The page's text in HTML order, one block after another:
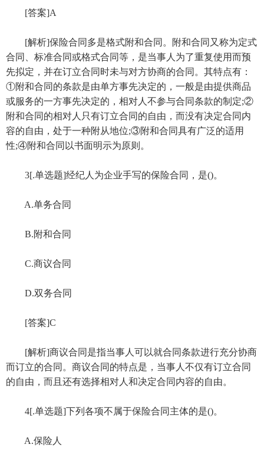
[答案]A
[解析]保险合同多是格式附和合同。附和合同又称为定式
合同、标准合同或格式合同等，是当事人为了重复使用而预
先拟定，并在订立合同时未与对方协商的合同。其特点有：
①附和合同的条款是由单方事先决定的，一般是由提供商品
或服务的一方事先决定的，相对人不参与合同条款的制定;②
附和合同的相对人只有订立合同的自由，而没有决定合同内
容的自由，处于一种附从地位;③附和合同具有广泛的适用
性;④附和合同以书面明示为原则。
3[.单选题]经纪人为企业手写的保险合同，是()。
A.单务合同
B.附和合同
C.商议合同
D.双务合同
[答案]C
[解析]商议合同是指当事人可以就合同条款进行充分协商
而订立的合同。商议合同的特点是，当事人不仅有订立合同
的自由，而且还有选择相对人和决定合同内容的自由。
4[.单选题]下列各项不属于保险合同主体的是()。
A.保险人